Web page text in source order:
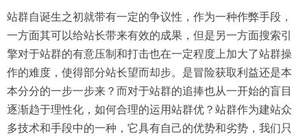
站群自诞生之初就带有一定的争议性，作为一种作弊手段，
一方面其可以给站长带来有效的成果，但是另一方面搜索引
擎对于站群的有意压制和打击也在一定程度上加大了站群操
作的难度，使得部分站长望而却步。是冒险获取利益还是本
本分分的一步一步来？而对于站群的追捧也从一开始的盲目
逐渐趋于理性化，如何合理的运用站群优？站群作为建站众
多技术和手段中的一种，它具有自己的优势和劣势，我们只